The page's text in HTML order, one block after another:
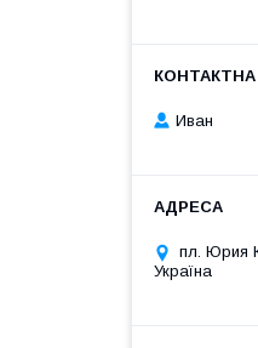
Иван
пл. Юрия
Україна